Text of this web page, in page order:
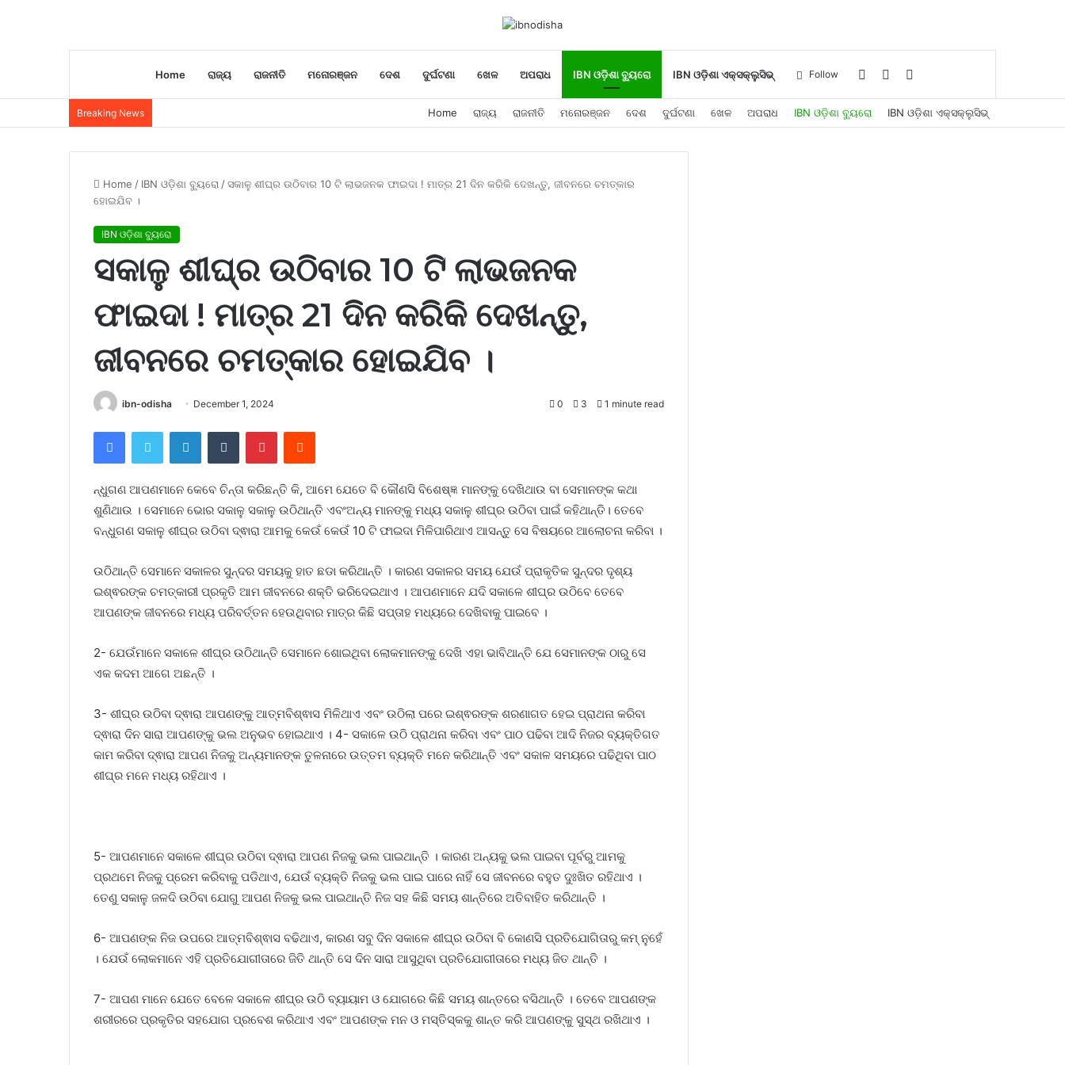
Home ରାଜ୍ୟ ରାଜନୀତି ମନୋରଞ୍ଜନ ଦେଶ ଦୁର୍ଘଟଣା ଖେଳ ଅପରାଧ IBN ଓଡ଼ିଶା ବ୍ୟୁରୋ IBN ଓଡ଼ିଶା ଏକ୍ସକ୍ଲୁସିଭ୍
for
Sidebar
Log
In
Follow
Breaking News Home ରାଜ୍ୟ ରାଜନୀତି ମନୋରଞ୍ଜନ ଦେଶ ଦୁର୍ଘଟଣା ଖେଳ ଅପରାଧ IBN ଓଡ଼ିଶା ବ୍ୟୁରୋ IBN ଓଡ଼ିଶା ଏକ୍ସକ୍ଲୁସିଭ୍
Home / IBN ଓଡ଼ିଶା ବ୍ୟୁରୋ /ସକାଳୁ ଶୀଘ୍ର ଉଠିବାର 10 ଟି ଲାଭଜନକ ଫାଇଦା ! ମାତ୍ର 21 ଦିନ କରିକି ଦେଖନ୍ତୁ, ଜୀବନରେ ଚମତ୍କାର
ହୋଇଯିବ ।
IBN ଓଡ଼ିଶା ବ୍ୟୁରୋ
ସକାଳୁ ଶୀଘ୍ର ଉଠିବାର 10 ଟି ଲାଭଜନକ
ଫାଇଦା ! ମାତ୍ର 21 ଦିନ କରିକି ଦେଖନ୍ତୁ,
ଜୀବନରେ ଚମତ୍କାର ହୋଇଯିବ ।
ibn-odisha December 1, 2024 0 3 1 minute read
FacebookTwitter LinkedInTumblr PinterestReddit
ନ୍ଧୁଗଣ ଆପଣମାନେ କେବେ ଚିନ୍ତା କରିଛନ୍ତି କି, ଆମେ ଯେତେ ବି କୌଣସି ବିଶେଷ୍ଜ୍ଞ ମାନଙ୍କୁ ଦେଖିଥାଉ ବା ସେମାନଙ୍କ କଥା
ଶୁଣିଥାଉ । ସେମାନେ ଭୋର ସକାଳୁ ସକାଳୁ ଉଠିଥାନ୍ତି ଏବଂଅନ୍ୟ ମାନଙ୍କୁ ମଧ୍ୟ ସକାଳୁ ଶୀଘ୍ର ଉଠିବା ପାଇଁ କହିଥାନ୍ତି। ତେବେ
ବନ୍ଧୁଗଣ ସକାଳୁ ଶୀଘ୍ର ଉଠିବା ଦ୍ଵାରା ଆମକୁ କେଉଁ କେଉଁ 10 ଟି ଫାଇଦା ମିଳିପାରିଥାଏ ଆସନ୍ତୁ ସେ ବିଷୟରେ ଆଲୋଚନା କରିବା ।
ଉଠିଥାନ୍ତି ସେମାନେ ସକାଳର ସୁନ୍ଦର ସମୟକୁ ହାତ ଛଡା କରିଥାନ୍ତି । କାରଣ ସକାଳର ସମୟ ଯେଉଁ ପ୍ରାକୃତିକ ସୁନ୍ଦର ଦୃଶ୍ୟ
ଇଶ୍ଵରଙ୍କ ଚମତ୍କାରୀ ପ୍ରକୃତି ଆମ ଜୀବନରେ ଶକ୍ତି ଭରିଦେଇଥାଏ । ଆପଣମାନେ ଯଦି ସକାଳେ ଶୀଘ୍ର ଉଠିବେ ତେବେ
ଆପଣଙ୍କ ଜୀବନରେ ମଧ୍ୟ ପରିବର୍ତ୍ତନ ହେଉଥିବାର ମାତ୍ର କିଛି ସପ୍ତାହ ମଧ୍ୟରେ ଦେଖିବାକୁ ପାଇବେ ।
2- ଯେଉଁମାନେ ସକାଳେ ଶୀଘ୍ର ଉଠିଥାନ୍ତି ସେମାନେ ଶୋଇଥିବା ଲୋକମାନଙ୍କୁ ଦେଖି ଏହା ଭାବିଥାନ୍ତି ଯେ ସେମାନଙ୍କ ଠାରୁ ସେ
ଏକ କଦମ ଆଗେ ଅଛନ୍ତି ।
3- ଶୀଘ୍ର ଉଠିବା ଦ୍ଵାରା ଆପଣଙ୍କୁ ଆତ୍ମବିଶ୍ଵାସ ମିଳିଥାଏ ଏବଂ ଉଠିଲା ପରେ ଇଶ୍ଵରଙ୍କ ଶରଣାଗତ ହେଇ ପ୍ରାଥନା କରିବା
ଦ୍ଵାରା ଦିନ ସାରା ଆପଣଙ୍କୁ ଭଲ ଅନୁଭବ ହୋଇଥାଏ । 4- ସକାଳେ ଉଠି ପ୍ରାଥନା କରିବା ଏବଂ ପାଠ ପଢିବା ଆଦି ନିଜର ବ୍ୟକ୍ତିଗତ
କାମ କରିବା ଦ୍ଵାରା ଆପଣ ନିଜକୁ ଅନ୍ୟମାନଙ୍କ ତୁଳନାରେ ଉତ୍ତମ ବ୍ୟକ୍ତି ମନେ କରିଥାନ୍ତି ଏବଂ ସକାଳ ସମୟରେ ପଢିଥିବା ପାଠ
ଶୀଘ୍ର ମନେ ମଧ୍ୟ ରହିଥାଏ ।
5- ଆପଣମାନେ ସକାଳେ ଶୀଘ୍ର ଉଠିବା ଦ୍ଵାରା ଆପଣ ନିଜକୁ ଭଲ ପାଇଥାନ୍ତି । କାରଣ ଅନ୍ୟକୁ ଭଲ ପାଇବା ପୂର୍ବରୁ ଆମକୁ
ପ୍ରଥମେ ନିଜକୁ ପ୍ରେମ କରିବାକୁ ପଡିଥାଏ, ଯେଉଁ ବ୍ୟକ୍ତି ନିଜକୁ ଭଲ ପାଇ ପାରେ ନାହିଁ ସେ ଜୀବନରେ ବହୁତ ଦୁଃଖିତ ରହିଥାଏ ।
ତେଣୁ ସକାଳୁ ଜଳଦି ଉଠିବା ଯୋଗୁ ଆପଣ ନିଜକୁ ଭଲ ପାଇଥାନ୍ତି ନିଜ ସହ କିଛି ସମୟ ଶାନ୍ତିରେ ଅତିବାହିତ କରିଥାନ୍ତି ।
6- ଆପଣଙ୍କ ନିଜ ଉପରେ ଆତ୍ମବିଶ୍ଵାସ ବଢିଥାଏ, କାରଣ ସବୁ ଦିନ ସକାଳେ ଶୀଘ୍ର ଉଠିବା ବି କୋଣସି ପ୍ରତିଯୋଗିତାରୁ କମ୍ ନୁହେଁ
। ଯେଉଁ ଲୋକମାନେ ଏହି ପ୍ରତିଯୋଗୀତାରେ ଜିତି ଥାନ୍ତି ସେ ଦିନ ସାରା ଆସୁଥିବା ପ୍ରତିଯୋଗୀତାରେ ମଧ୍ୟ ଜିତ ଥାନ୍ତି ।
7- ଆପଣ ମାନେ ଯେତେ ବେଳେ ସକାଳେ ଶୀଘ୍ର ଉଠି ବ୍ୟାୟାମ ଓ ଯୋଗରେ କିଛି ସମୟ ଶାନ୍ତରେ ବସିଥାନ୍ତି । ତେବେ ଆପଣଙ୍କ
ଶରୀରରେ ପ୍ରକୃତିର ସହଯୋଗ ପ୍ରବେଶ କରିଥାଏ ଏବଂ ଆପଣଙ୍କ ମନ ଓ ମସ୍ତିସ୍କକୁ ଶାନ୍ତ କରି ଆପଣଙ୍କୁ ସୁସ୍ଥ ରଖିଥାଏ ।